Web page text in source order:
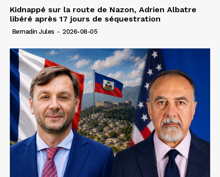
Kidnappé sur la route de Nazon, Adrien Albatre
libéré après 17 jours de séquestration
Bernadin Jules - 2026-08-05